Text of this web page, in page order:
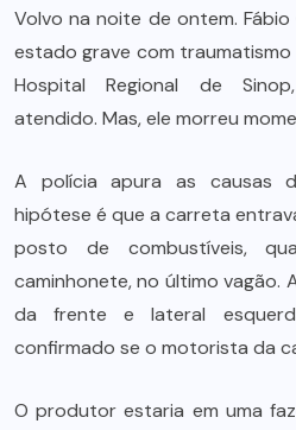
Volvo na noite de ontem.
estado grave com
Hospital Regional de
atendido. Mas, ele morreu
A polícia apura as causas
hipótese é que a carreta
posto de combustíveis,
caminhonete, no último vagão.
da frente e lateral
confirmado se o motorista da
O produtor estaria em uma